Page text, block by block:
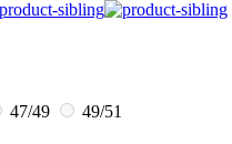
47/49
49/51